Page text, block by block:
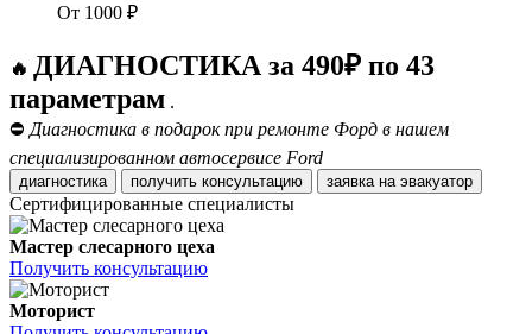
От 1000 ₽
🔥 ДИАГНОСТИКА за 490₽ по 43
параметрам .
⛔ Диагностика в подарок при ремонте Форд в нашем
специализированном автосервисе Ford
диагностика получить консультацию заявка на эвакуатор
Сертифицированные специалисты
Мастер слесарного цеха
Получить консультацию
Моторист